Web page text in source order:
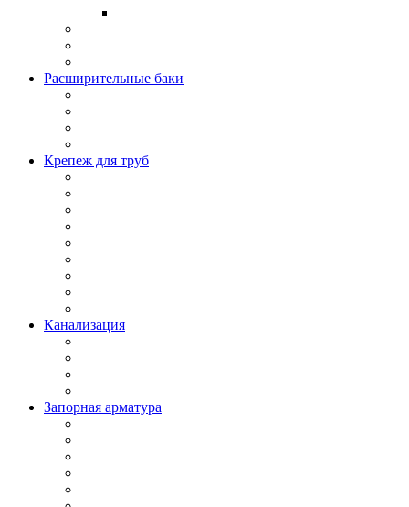
Расширительные баки
Крепеж для труб
Канализация
Запорная арматура